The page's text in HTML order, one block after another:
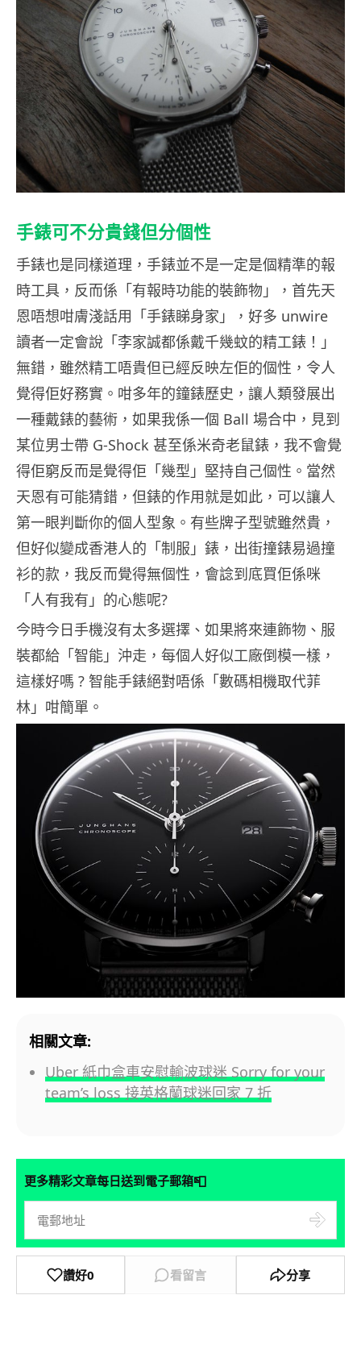
手錶可不分貴錢但分個性
手錶也是同樣道理，手錶並不是一定是個精準的報
時工具，反而係「有報時功能的裝飾物」，首先天
恩唔想咁膚淺話用「手錶睇身家」，好多 unwire
讀者一定會說「李家誠都係戴千幾蚊的精工錶！」
無錯，雖然精工唔貴但已經反映左佢的個性，令人
覺得佢好務實。咁多年的鐘錶歷史，讓人類發展出
一種戴錶的藝術，如果我係一個 Ball 場合中，見到
某位男士帶 G-Shock 甚至係米奇老鼠錶，我不會覺
得佢窮反而是覺得佢「幾型」堅持自己個性。當然
天恩有可能猜錯，但錶的作用就是如此，可以讓人
第一眼判斷你的個人型象。有些牌子型號雖然貴，
但好似變成香港人的「制服」錶，出街撞錶易過撞
衫的款，我反而覺得無個性，會諗到底買佢係咪
「人有我有」的心態呢?
今時今日手機沒有太多選擇、如果將來連飾物、服
裝都給「智能」沖走，每個人好似工廠倒模一樣，
這樣好嗎 ? 智能手錶絕對唔係「數碼相機取代菲
林」咁簡單。
相關文章:
Uber 紙巾盒車安慰輸波球迷 Sorry for your
team’s loss 接英格蘭球迷回家 7 折
更多精彩文章每日送到電子郵箱📮
讚好0 看留言 分享